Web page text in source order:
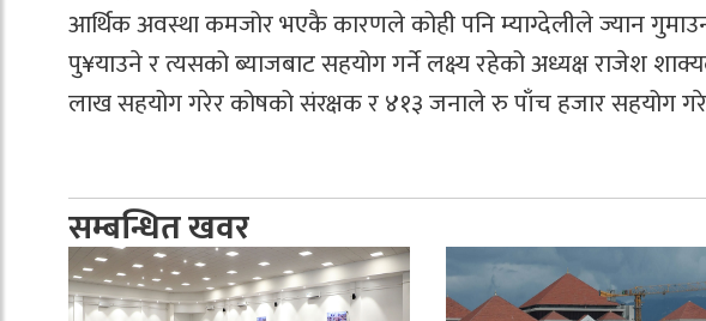
आर्थिक अवस्था कमजोर भएकै कारणले कोही पनि म्याग्देलीले ज्यान
पु¥याउने र त्यसको ब्याजबाट सहयोग गर्ने लक्ष्य रहेको अध्यक्ष राजेश
लाख सहयोग गरेर कोषको संरक्षक र ४१३ जनाले रु पाँच हजार सहयोग
सम्बन्धित खवर